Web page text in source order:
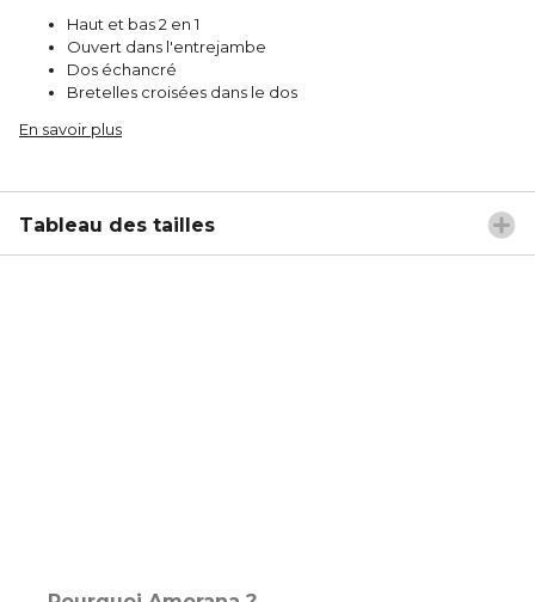
Haut et bas 2 en 1
Ouvert dans l'entrejambe
Dos échancré
Bretelles croisées dans le dos
En savoir plus
Tableau des tailles